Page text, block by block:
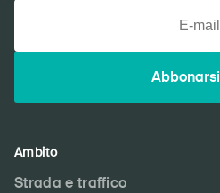
Abbonarsi
Ambito
Strada e traffico